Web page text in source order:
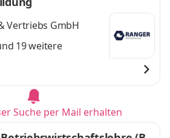
Vertriebs GmbH
19 weitere
Suche per Mail erhalten